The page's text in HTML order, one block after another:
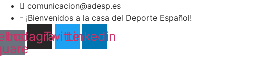
contenido
comunicacion@adesp.es
- ¡Bienvenidos a la casa del Deporte Español!
Instagram
TwitterLinkedin